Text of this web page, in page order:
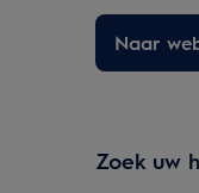
Naar
Zoek uw